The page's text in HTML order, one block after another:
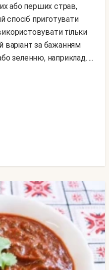
або перших страв,
спосіб приготувати
тільки
варіант за бажанням
зеленню, наприклад. ...